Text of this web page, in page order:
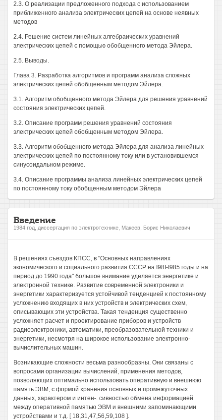
2.3. О реализации предложенного подхода с использованием
приближенного анализа электрических цепей на основе неявных
методов
2.4. Решение систем линейных алгебраических уравнений
электрических цепей с помощью обобщенного метода Эйлера.
2.5. Выводы.
Глава 3. Разработка алгоритмов и программ анализа сложных
электрических цепей обобщенным методом Эйлера.
3.1. Алгоритм обобщенного метода Эйлера для решения уравнений
состояния электрических цепей.
3.2. Описание программ решения уравнений состояния
электрических цепей обобщенным методом Эйлера.
3.3. Алгоритм обобщенного метода Эйлера для анализа линейных
электрических цепей по постоянному току или в установившемся
синусоидальном режиме.
3.4. Описание программы анализа линейных электрических цепей
по постоянному току обобщенным методом Эйлера
Введение
1984 год, диссертация по электротехнике, Макеев, Борис Николаевич
В решениях съездов КПСС, в "Основных направлениях
экономического и социального развития СССР на I98I-I985 годы и на
период до 1990 года" большое внимание уделяется энергетике и
электронной технике. Развитие современной электроники и
энергетики характеризуется устойчивой тенденцией к постоянному
усложнению входящих в них устройств и электрических схем,
описывающих эти устройства. Такая тенденция существенно
усложняет расчет и проектирование приборов и устройств
радиоэлектроники, автоматики, преобразовательной техники и
энергетики, несмотря на широкое использование электронно-
вычислительных машин.
Возникающие сложности весьма разнообразны. Они связаны с
вопросами организации вычислений, применения методов,
позволяющих оптимально использовать оперативную и внешнюю
память ЭВМ, с формой хранения основных и промежуточных
данных, характером и интен-. сивностью обмена информацией
между оперативной памятью ЭВМ и внешними запоминающими
устройствами и т.д. [ 18,31,47,56,59,108 ].